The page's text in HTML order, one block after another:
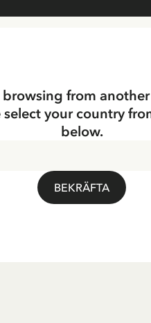
barn - Röd
browsing from
select your country
below.
BEKRÄFTA